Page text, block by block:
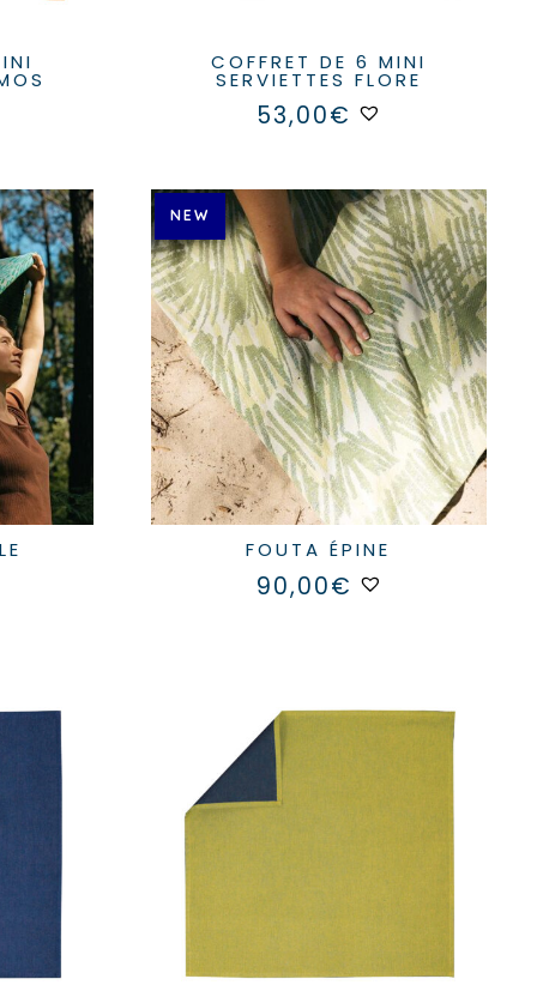
COFFRET DE 6 MINI
SERVIETTES FLORE
53,00€
NEW
FOUTA ÉPINE
90,00€